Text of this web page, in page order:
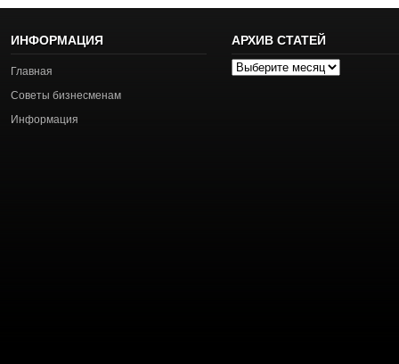
ИНФОРМАЦИЯ
Главная
Советы бизнесменам
Информация
АРХИВ СТАТЕЙ
Архив